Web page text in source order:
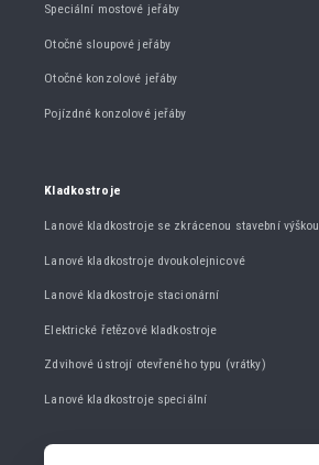
Speciální mostové jeřáby
Otočné sloupové jeřáby
Otočné konzolové jeřáby
Pojízdné konzolové jeřáby
Kladkostroje
Lanové kladkostroje se zkrácenou stavební výškou
Lanové kladkostroje dvoukolejnicové
Lanové kladkostroje stacionární
Elektrické řetězové kladkostroje
Zdvihové ústrojí otevřeného typu (vrátky)
Lanové kladkostroje speciální